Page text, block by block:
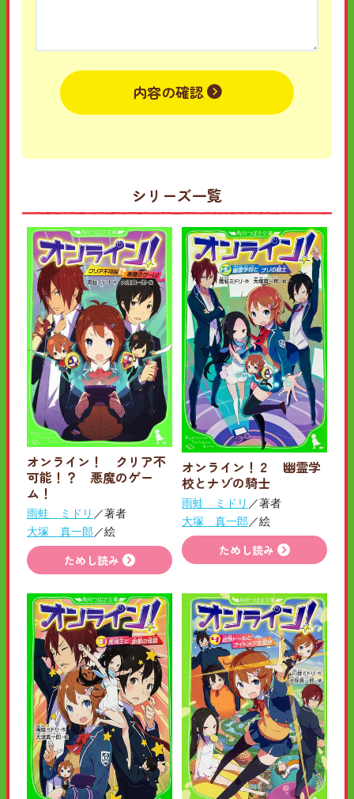
内容の確認
シリーズ一覧
オンライン！ クリア不
可能！？ 悪魔のゲー
ム！
雨蛙 ミドリ ／著者
大塚 真一郎／絵
ためし読み
オンライン！２ 幽霊学
校とナゾの騎士
雨蛙 ミドリ ／著者
大塚 真一郎／絵
ためし読み